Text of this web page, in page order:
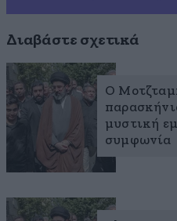
Διαβάστε σχετικά
Ο
μυστική
συμφωνία